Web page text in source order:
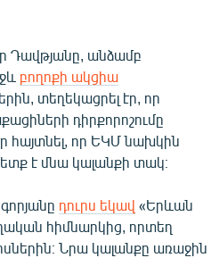
Դավթյանը, անձամբ
բողոքի ակցիա
տեղեկացրել էր, որ
դիրքորոշումը
հայտնել, որ ԵԿՄ նախկին
է մնա կալանքի տակ։
դուրս եկավ «Երևան
հիմնարկից, որտեղ
Նրա կալանքը առաջին